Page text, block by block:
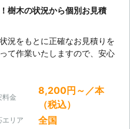
樹木の状況から個別お見積
況をもとに正確なお見積りを
て作業いたしますので、安心
料金
8,200円～／本
（税込）
エリア 全国